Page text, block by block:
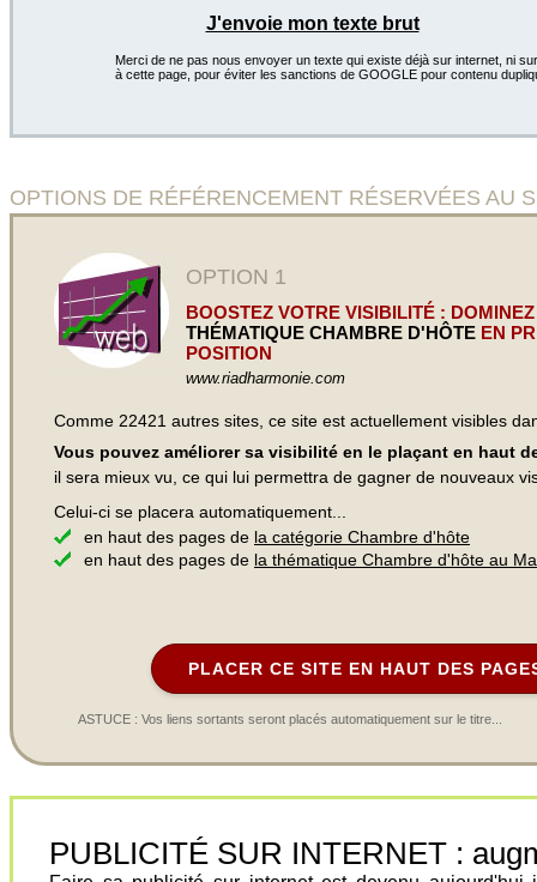
J'envoie mon texte brut
Merci de ne pas nous envoyer un texte qui existe déjà sur internet, ni
à cette page, pour éviter les sanctions de GOOGLE pour contenu
OPTIONS DE RÉFÉRENCEMENT RÉSERVÉES AU
OPTION 1
BOOSTEZ VOTRE VISIBILITÉ :
THÉMATIQUE CHAMBRE D'HÔTE EN
POSITION
www.riadharmonie.com
Comme 22421 autres sites, ce site est actuellement visibles
Vous pouvez améliorer sa visibilité en le plaçant en haut
il sera mieux vu, ce qui lui permettra de gagner de nouveaux
Celui-ci se placera automatiquement...
en haut des pages de la catégorie Chambre d'hôte
en haut des pages de la thématique Chambre d'hôte au
PLACER CE SITE EN HAUT DES
ASTUCE : Vos liens sortants seront placés automatiquement sur le titre...
PUBLICITÉ SUR INTERNET :